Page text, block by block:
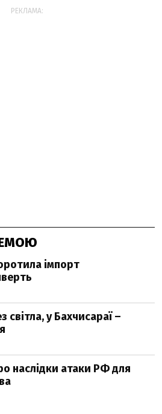
РЕКЛАМА:
імпорт
у Бахчисараї –
наслідки атаки РФ для